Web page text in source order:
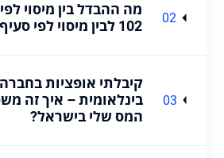
02
מה ההבדל בין מיסוי
102 לבין מיסוי לפי סעיף 3(ט)?
03
קיבלתי אופציות בחברה
בינלאומית – איך זה
המס שלי בישראל?